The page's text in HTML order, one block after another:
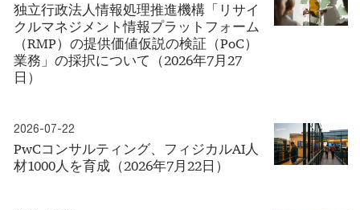
独立行政法人情報処理推進機構「リサイ
クルマネジメント情報プラットフォーム
（RMP）の提供価値仮説の検証（PoC）
業務」の採択について（2026年7月27
日）
2026-07-22
PwCコンサルティング、フィジカルAI人
材1000人を育成（2026年7月22日）